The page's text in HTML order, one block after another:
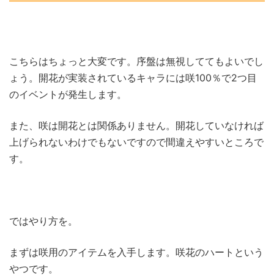
こちらはちょっと大変です。序盤は無視しててもよいでし
ょう。開花が実装されているキャラには咲100％で2つ目
のイベントが発生します。
また、咲は開花とは関係ありません。開花していなければ
上げられないわけでもないですので間違えやすいところで
す。
ではやり方を。
まずは咲用のアイテムを入手します。咲花のハートという
やつです。